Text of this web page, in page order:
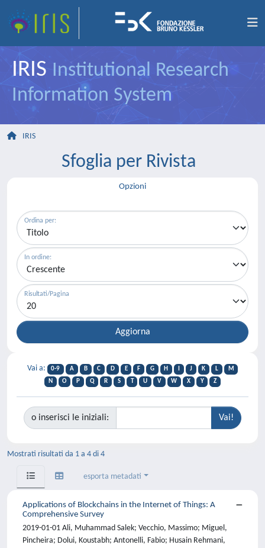
IRIS Institutional Research
Information System
IRIS
Sfoglia per Rivista
Opzioni
Ordina per:
In ordine:
Risultati/Pagina
Vai a: 0-9 A B C D E F G H J K L
M
N
O P Q R S T U V W X Y Z
o inserisci le iniziali:
Mostrati risultati da 1 a 4 di 4
esporta metadati
Applications of Blockchains in the Internet of Things: A
Comprehensive Survey
2019-01-01 Ali, Muhammad Salek; Vecchio, Massimo; Miguel,
Pincheira; Dolui, Koustabh; Antonelli, Fabio; Husain Rehmani,